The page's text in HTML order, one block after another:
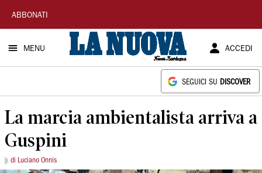
La
Nuova
Sardegna
ABBONATI
MENU ACCEDI
SEGUICI SU DISCOVER
La marcia ambientalista arriva a
Guspini
di Luciano Onnis